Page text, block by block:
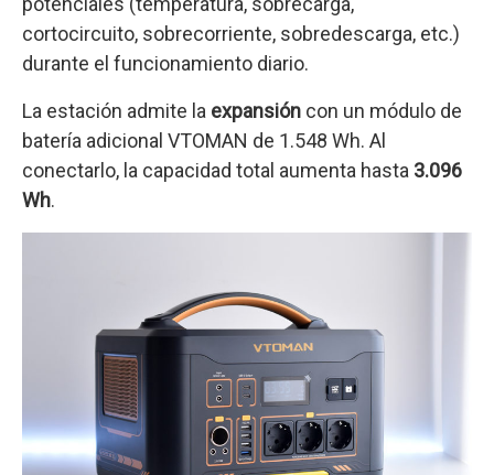
cortocircuito, sobrecorriente, sobredescarga, etc.)
durante el funcionamiento diario.
La estación admite la expansión con un módulo de
batería adicional VTOMAN de 1.548 Wh. Al
conectarlo, la capacidad total aumenta hasta 3.096
Wh.